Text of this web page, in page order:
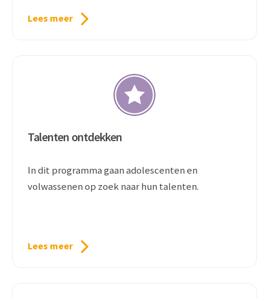
Lees meer
Talenten ontdekken
In dit programma gaan adolescenten en
volwassenen op zoek naar hun talenten.
Lees meer